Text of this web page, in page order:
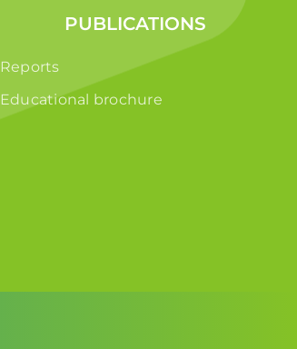
PUBLICATIONS
Reports
Educational brochure